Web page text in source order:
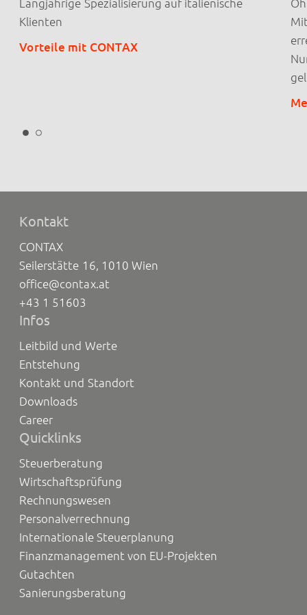
Langjährige Spezialisierung auf italienische
Klienten
Vorteile mit CONTAX
Kontakt
CONTAX
Seilerstätte 16, 1010 Wien
office@contax.at
+43 1 51603
Infos
Leitbild und Werte
Entstehung
Kontakt und Standort
Downloads
Career
Quicklinks
Steuerberatung
Wirtschaftsprüfung
Rechnungswesen
Personalverrechnung
Internationale Steuerplanung
Finanzmanagement von EU-Projekten
Gutachten
Sanierungsberatung